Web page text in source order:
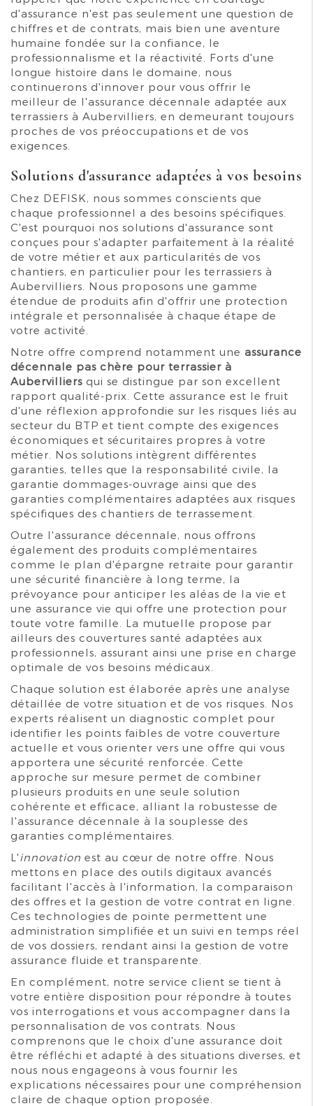
d'assurance n'est pas seulement une question de
chiffres et de contrats, mais bien une aventure
humaine fondée sur la confiance, le
professionnalisme et la réactivité. Forts d'une
longue histoire dans le domaine, nous
continuerons d'innover pour vous offrir le
meilleur de l'assurance décennale adaptée aux
terrassiers à Aubervilliers, en demeurant toujours
proches de vos préoccupations et de vos
exigences.
Solutions d'assurance adaptées à vos besoins
Chez DEFISK, nous sommes conscients que
chaque professionnel a des besoins spécifiques.
C'est pourquoi nos solutions d'assurance sont
conçues pour s'adapter parfaitement à la réalité
de votre métier et aux particularités de vos
chantiers, en particulier pour les terrassiers à
Aubervilliers. Nous proposons une gamme
étendue de produits afin d'offrir une protection
intégrale et personnalisée à chaque étape de
votre activité.
Notre offre comprend notamment une assurance
décennale pas chère pour terrassier à
Aubervilliers qui se distingue par son excellent
rapport qualité-prix. Cette assurance est le fruit
d'une réflexion approfondie sur les risques liés au
secteur du BTP et tient compte des exigences
économiques et sécuritaires propres à votre
métier. Nos solutions intègrent différentes
garanties, telles que la responsabilité civile, la
garantie dommages-ouvrage ainsi que des
garanties complémentaires adaptées aux risques
spécifiques des chantiers de terrassement.
Outre l'assurance décennale, nous offrons
également des produits complémentaires
comme le plan d'épargne retraite pour garantir
une sécurité financière à long terme, la
prévoyance pour anticiper les aléas de la vie et
une assurance vie qui offre une protection pour
toute votre famille. La mutuelle propose par
ailleurs des couvertures santé adaptées aux
professionnels, assurant ainsi une prise en charge
optimale de vos besoins médicaux.
Chaque solution est élaborée après une analyse
détaillée de votre situation et de vos risques. Nos
experts réalisent un diagnostic complet pour
identifier les points faibles de votre couverture
actuelle et vous orienter vers une offre qui vous
apportera une sécurité renforcée. Cette
approche sur mesure permet de combiner
plusieurs produits en une seule solution
cohérente et efficace, alliant la robustesse de
l'assurance décennale à la souplesse des
garanties complémentaires.
L'innovation est au cœur de notre offre. Nous
mettons en place des outils digitaux avancés
facilitant l'accès à l'information, la comparaison
des offres et la gestion de votre contrat en ligne.
Ces technologies de pointe permettent une
administration simplifiée et un suivi en temps réel
de vos dossiers, rendant ainsi la gestion de votre
assurance fluide et transparente.
En complément, notre service client se tient à
votre entière disposition pour répondre à toutes
vos interrogations et vous accompagner dans la
personnalisation de vos contrats. Nous
comprenons que le choix d'une assurance doit
être réfléchi et adapté à des situations diverses, et
nous nous engageons à vous fournir les
explications nécessaires pour une compréhension
claire de chaque option proposée.